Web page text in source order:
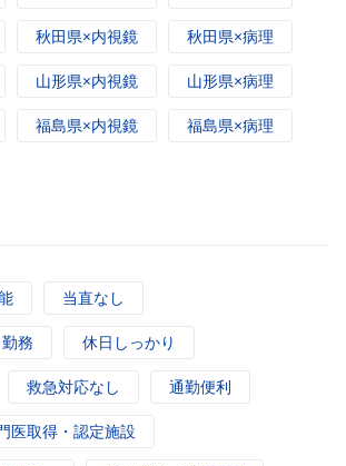
秋田県×内視鏡 秋田県×病理
山形県×内視鏡 山形県×病理
福島県×内視鏡 福島県×病理
当直なし
務 休日しっかり
救急対応なし 通勤便利
医取得・認定施設